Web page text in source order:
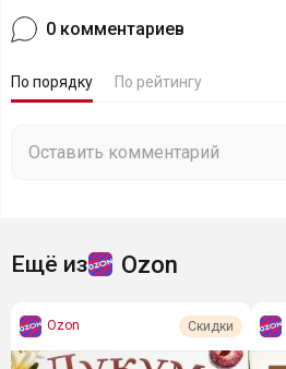
0 комментариев
По порядку По рейтингу
Ещё из Ozon
Ozon Скидки